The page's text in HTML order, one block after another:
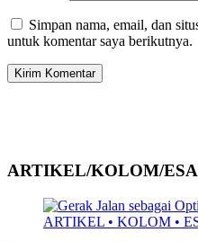
Simpan nama, email, dan
untuk komentar saya berikutnya.
ARTIKEL/KOLOM/
ARTIKEL • KOLOM •